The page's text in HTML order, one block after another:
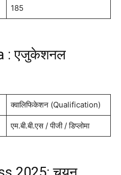
185
: एजुकेशनल
क्वालिफिकेशन (Qualification)
एम.बी.बी.एस / पीजी / डिप्लोमा